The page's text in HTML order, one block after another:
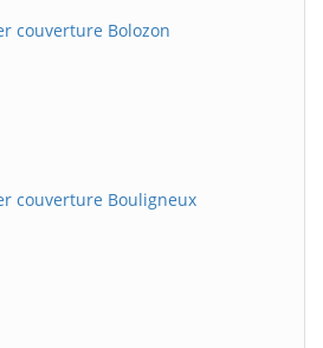
couverture Bolozon
couverture Bouligneux